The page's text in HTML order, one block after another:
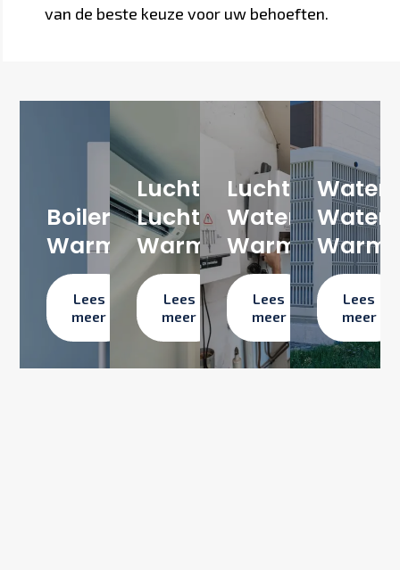
van de beste keuze voor uw behoeften.
Boiler
Warmtepomp
Lees
meer
Lucht-
Lucht
Warmtepomp
Lees
meer
Lucht-
Water
Warmtepomp
Lees
meer
Water-
Water
Lees
meer